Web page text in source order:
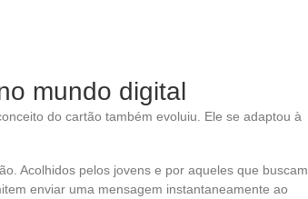
mundo digital
do cartão também evoluiu. Ele se adaptou à
Acolhidos pelos jovens e por aqueles que buscam
enviar uma mensagem instantaneamente ao